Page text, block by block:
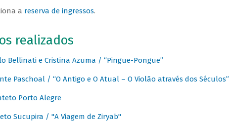
a reserva de ingressos.
realizados
Bellinati e Cristina Azuma / “Pingue-Pongue”
Paschoal / “O Antigo e O Atual – O Violão através dos Séculos”
Porto Alegre
Sucupira / "A Viagem de Ziryab"